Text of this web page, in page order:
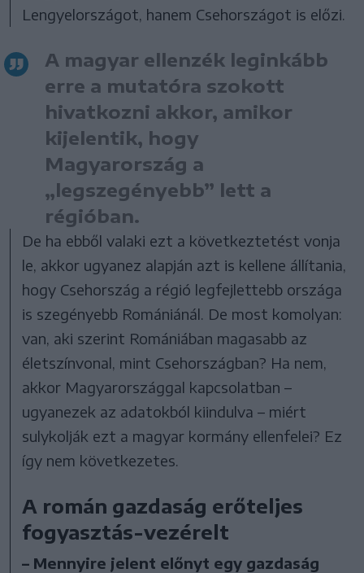
Lengyelországot, hanem Csehországot is előzi.
A magyar ellenzék leginkább
erre a mutatóra szokott
hivatkozni akkor, amikor
kijelentik, hogy
Magyarország a
„legszegényebb” lett a
régióban.
De ha ebből valaki ezt a következtetést vonja
le, akkor ugyanez alapján azt is kellene állítania,
hogy Csehország a régió legfejlettebb országa
is szegényebb Romániánál. De most komolyan:
van, aki szerint Romániában magasabb az
életszínvonal, mint Csehországban? Ha nem,
akkor Magyarországgal kapcsolatban –
ugyanezek az adatokból kiindulva – miért
sulykolják ezt a magyar kormány ellenfelei? Ez
így nem következetes.
A román gazdaság erőteljes
fogyasztás-vezérelt
– Mennyire jelent előnyt egy gazdaság